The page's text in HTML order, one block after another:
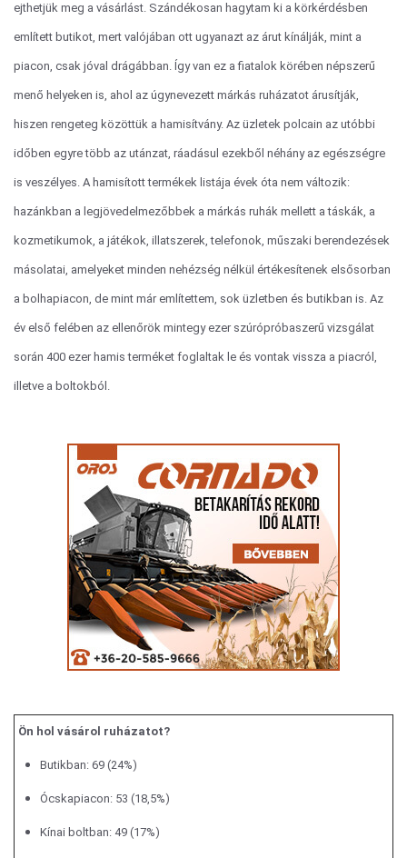
ejthetjük meg a vásárlást. Szándékosan hagytam ki a körkérdésben
említett butikot, mert valójában ott ugyanazt az árut kínálják, mint a
piacon, csak jóval drágábban. Így van ez a fiatalok körében népszerű
menő helyeken is, ahol az úgynevezett márkás ruházatot árusítják,
hiszen rengeteg közöttük a hamisítvány. Az üzletek polcain az utóbbi
időben egyre több az utánzat, ráadásul ezekből néhány az egészségre
is veszélyes. A hamisított termékek listája évek óta nem változik:
hazánkban a legjövedelmezőbbek a márkás ruhák mellett a táskák, a
kozmetikumok, a játékok, illatszerek, telefonok, műszaki berendezések
másolatai, amelyeket minden nehézség nélkül értékesítenek elsősorban
a bolhapiacon, de mint már említettem, sok üzletben és butikban is. Az
év első felében az ellenőrök mintegy ezer szúrópróbaszerű vizsgálat
során 400 ezer hamis terméket foglaltak le és vontak vissza a piacról,
illetve a boltokból.
Ön hol vásárol ruházatot?
Butikban: 69 (24%)
Ócskapiacon: 53 (18,5%)
Kínai boltban: 49 (17%)